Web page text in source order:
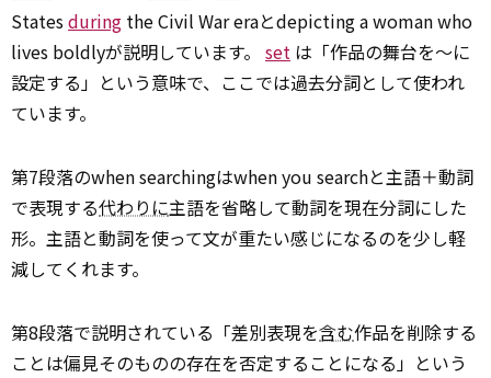
Statesduring the Civil War eraとdepicting a woman who
lives boldlyが説明しています。 set は「作品の舞台を～に
設定する」という意味で、ここでは過去分詞として使われ
ています。
第7段落のwhen searchingはwhen you searchと主語＋動詞
で表現する代わりに主語を省略して動詞を現在分詞にした
形。主語と動詞を使って文が重たい感じになるのを少し軽
減してくれます。
第8段落で説明されている「差別表現を含む作品を削除する
ことは偏見そのものの存在を否定することになる」という